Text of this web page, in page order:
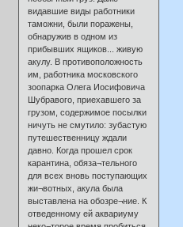
видавшие виды работники
таможни, были поражены,
обнаружив в одном из
прибывших ящиков... живую
акулу. В противоположность
им, работника московского
зоопарка Олега Иосифовича
Шубравого, приехавшего за
грузом, содержимое посылки
ничуть не смутило: зубастую
путешественницу ждали
давно. Когда прошел срок
карантина, обяза¬тельного
для всех вновь поступающих
жи¬вотных, акула была
выставлена на обозре¬ние. К
отведенному ей аквариуму